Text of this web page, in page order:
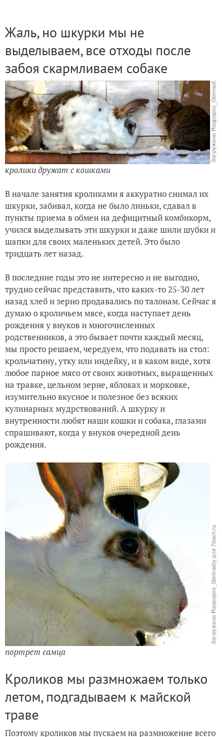
Жаль, но шкурки мы не
выделываем, все отходы после
забоя скармливаем собаке
кролики дружат с кошками
В начале занятия кроликами я аккуратно снимал их
шкурки, забивал, когда не было линьки, сдавал в
пункты приема в обмен на дефицитный комбикорм,
учился выделывать эти шкурки и даже шили шубки и
шапки для своих маленьких детей. Это было
тридцать лет назад.
В последние годы это не интересно и не выгодно,
трудно сейчас представить, что каких-то 25-30 лет
назад хлеб и зерно продавались по талонам. Сейчас я
думаю о кроличьем мясе, когда наступает день
рождения у внуков и многочисленных
родственников, а это бывает почти каждый месяц,
мы просто решаем, чередуем, что подавать на стол:
крольчатину, утку или индейку, и в каком виде, хотя
любое парное мясо от своих животных, выращенных
на травке, цельном зерне, яблоках и морковке,
изумительно вкусное и полезное без всяких
кулинарных мудрствований. А шкурку и
внутренности любят наши кошки и собака, глазами
спрашивают, когда у внуков очередной день
рождения.
портрет самца
Кроликов мы размножаем только
летом, подгадываем к майской
траве
Поэтому кроликов мы пускаем на размножение всего